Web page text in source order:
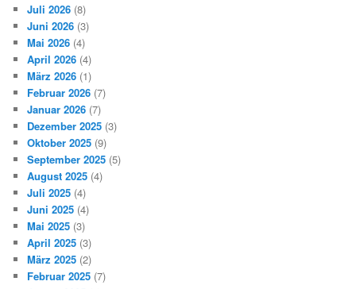
Juli 2026 (8)
Juni 2026 (3)
Mai 2026 (4)
April 2026 (4)
März 2026 (1)
Februar 2026 (7)
Januar 2026 (7)
Dezember 2025 (3)
Oktober 2025 (9)
September 2025 (5)
August 2025 (4)
Juli 2025 (4)
Juni 2025 (4)
Mai 2025 (3)
April 2025 (3)
März 2025 (2)
Februar 2025 (7)